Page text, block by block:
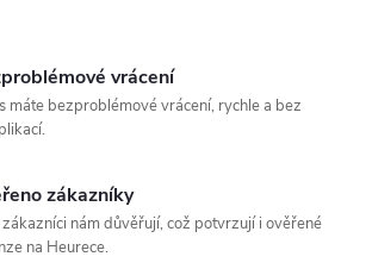
vrácení
máte bezproblémové vrácení, rychle a bez
zákazníky
zákazníci nám důvěřují, což potvrzují i ověřené
na Heurece.